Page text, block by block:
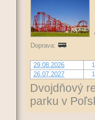
Doprava:
29.08.2026
26.07.2027
Dvojdňový
parku v